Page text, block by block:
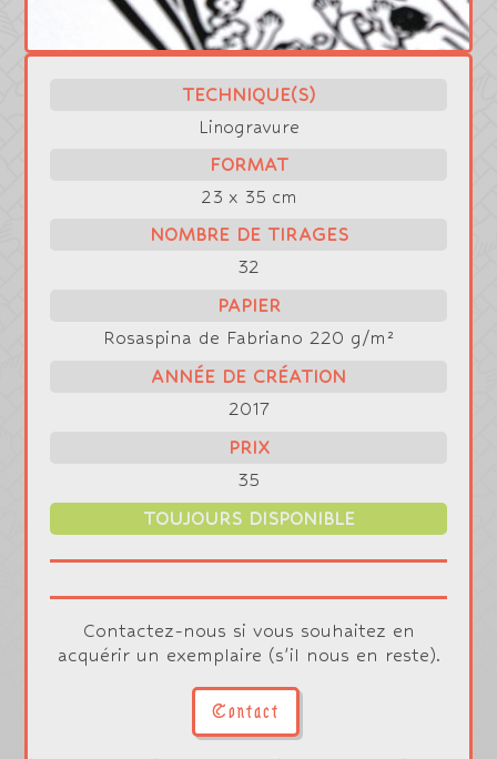
TECHNIQUE(S)
Linogravure
FORMAT
23 x 35 cm
NOMBRE DE TIRAGES
32
PAPIER
Rosaspina de Fabriano 220 g/m²
ANNÉE DE CRÉATION
2017
PRIX
35
TOUJOURS DISPONIBLE
Contactez-nous si vous souhaitez en
acquérir un exemplaire (s'il nous en reste).
Contact